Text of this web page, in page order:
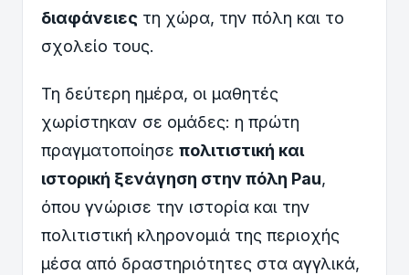
διαφάνειες τη χώρα, την πόλη και το
σχολείο τους.
Τη δεύτερη ημέρα, οι μαθητές
χωρίστηκαν σε ομάδες: η πρώτη
πραγματοποίησε πολιτιστική και
ιστορική ξενάγηση στην πόλη Pau,
όπου γνώρισε την ιστορία και την
πολιτιστική κληρονομιά της περιοχής
μέσα από δραστηριότητες στα αγγλικά,